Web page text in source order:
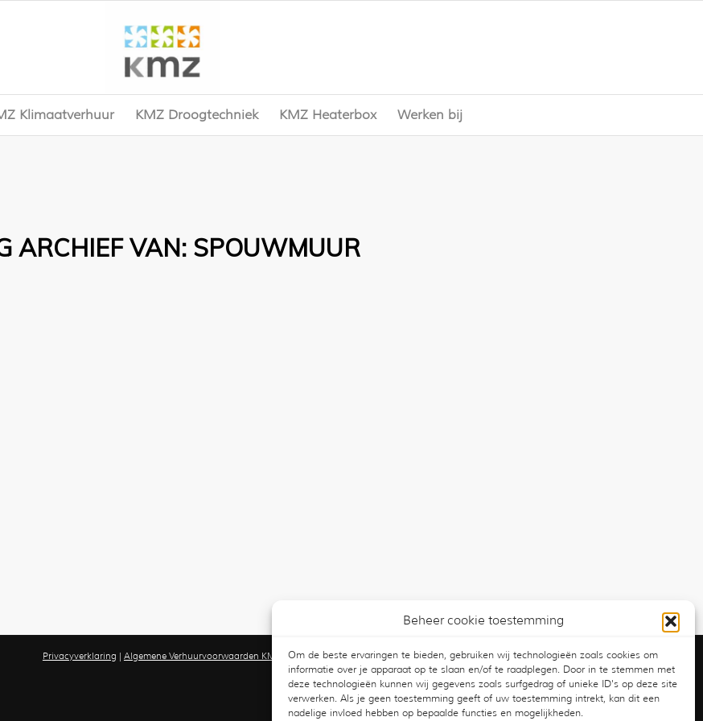
Beheer cookie toestemming
Om de beste ervaringen te bieden, gebruiken wij technologieën zoals cookies om
informatie over je apparaat op te slaan en/of te raadplegen. Door in te stemmen met
deze technologieën kunnen wij gegevens zoals surfgedrag of unieke ID's op deze site
verwerken. Als je geen toestemming geeft of uw toestemming intrekt, kan dit een
nadelige invloed hebben op bepaalde functies en mogelijkheden.
Klimaatverhuur KMZ Droogtechniek KMZ Heaterbox Werken bij
ARCHIEF VAN: SPOUWMUUR
Privacyverklaring | Algemene Verhuurvoorwaarden KMZ Verhuurcatalogus